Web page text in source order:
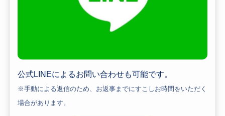
公式LINEによるお問い合わせも可能です。
※手動による返信のため、 お返事までにすこしお時間をいただく
場合があります。